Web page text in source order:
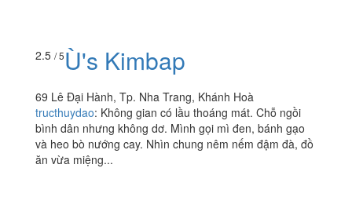
2.5 / 5Ù's Kimbap
69 Lê Đại Hành, Tp. Nha Trang, Khánh Hoà
tructhuydao: Không gian có lầu thoáng mát. Chỗ ngồi
bình dân nhưng không dơ. Mình gọi mì đen, bánh gạo
và heo bò nướng cay. Nhìn chung nêm nếm đậm đà, đồ
ăn vừa miệng...